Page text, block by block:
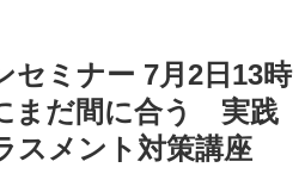
セミナー 7月2日13時
まだ間に合う 実践
スメント対策講座